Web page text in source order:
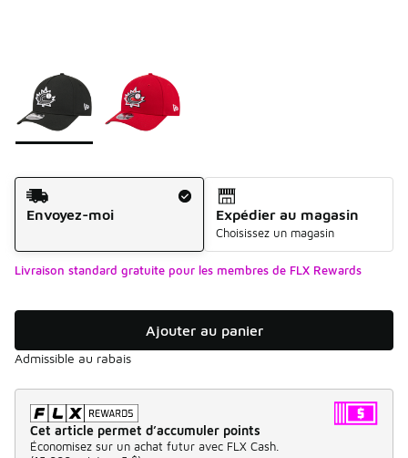
Page 1 de 1 affichant 1 à 2 de 2 couleurs.
Méthode d’expédition
Envoyez-moi
Expédier au magasin
Choisissez un magasin
Livraison standard gratuite pour les membres de FLX Rewards
Ajouter au panier
Admissible au rabais
Cet article permet d’accumuler points
Économisez sur un achat futur avec FLX Cash.